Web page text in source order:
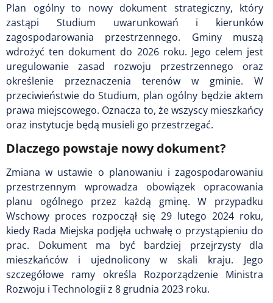
Plan ogólny to nowy dokument strategiczny, który
zastąpi Studium uwarunkowań i kierunków
zagospodarowania przestrzennego. Gminy muszą
wdrożyć ten dokument do 2026 roku. Jego celem jest
uregulowanie zasad rozwoju przestrzennego oraz
określenie przeznaczenia terenów w gminie. W
przeciwieństwie do Studium, plan ogólny będzie aktem
prawa miejscowego. Oznacza to, że wszyscy mieszkańcy
oraz instytucje będą musieli go przestrzegać.
Dlaczego powstaje nowy dokument?
Zmiana w ustawie o planowaniu i zagospodarowaniu
przestrzennym wprowadza obowiązek opracowania
planu ogólnego przez każdą gminę. W przypadku
Wschowy proces rozpoczął się 29 lutego 2024 roku,
kiedy Rada Miejska podjęła uchwałę o przystąpieniu do
prac. Dokument ma być bardziej przejrzysty dla
mieszkańców i ujednolicony w skali kraju. Jego
szczegółowe ramy określa Rozporządzenie Ministra
Rozwoju i Technologii z 8 grudnia 2023 roku.